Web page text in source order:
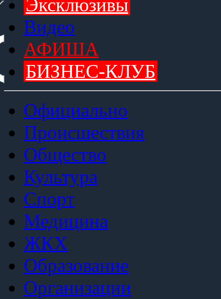
Эксклюзивы
Видео
АФИША
БИЗНЕС-КЛУБ
Официально
Происшествия
Общество
Культура
Спорт
Медицина
ЖКХ
Образование
Организации